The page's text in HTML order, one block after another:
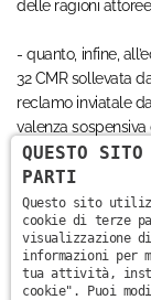
delle ragioni
- quanto, infine,
32 CMR sollevata
reclamo inviatale
valenza
comma dell’art. 32
- di conseguenza,
infondata o
oggetto di
della domanda
QUESTO
PARTI
Questo sito
cookie di terze
visualizzazione
informazioni per
tua attività,
cookie". Puoi